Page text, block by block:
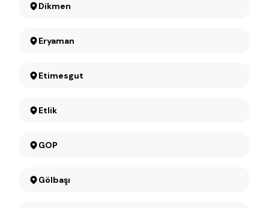
Dikmen
Eryaman
Etimesgut
Etlik
GOP
Gölbaşı